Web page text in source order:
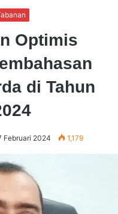
Optimis
di Tahun
Februari 2024 1,179